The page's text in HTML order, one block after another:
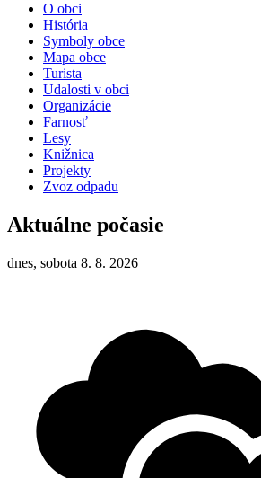
O obci
História
Symboly obce
Mapa obce
Turista
Udalosti v obci
Organizácie
Farnosť
Lesy
Knižnica
Projekty
Zvoz odpadu
Aktuálne počasie
dnes, sobota 8. 8. 2026